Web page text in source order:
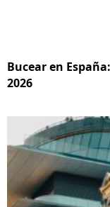
Bucear en
2026